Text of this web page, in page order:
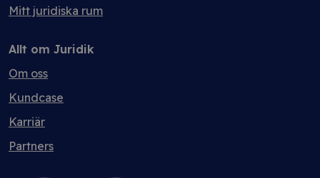
Mitt juridiska rum
Allt om Juridik
Om oss
Kundcase
Karriär
Partners